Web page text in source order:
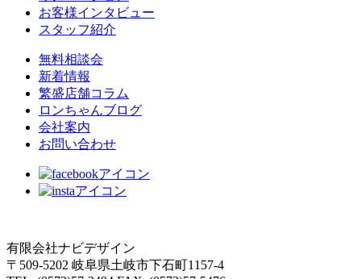
お客様インタビュー
スタッフ紹介
無料相談会
新着情報
繁盛店舗コラム
ロンちゃんブログ
会社案内
お問い合わせ
有限会社ナビデザイン
〒509-5202 岐阜県土岐市下石町1157-4